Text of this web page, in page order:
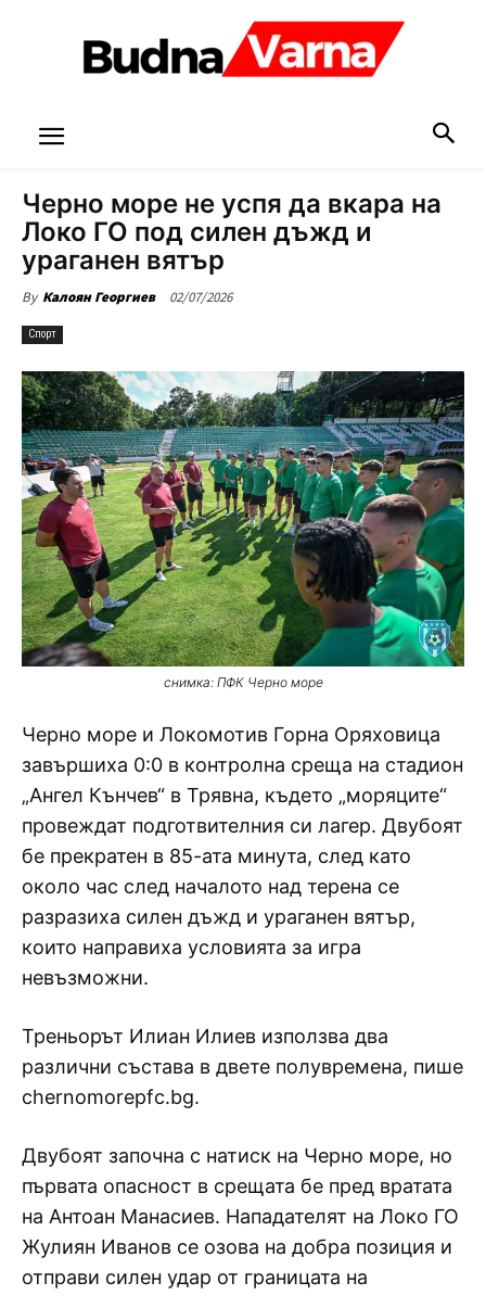
Черно море не успя да вкара на
Локо ГО под силен дъжд и
ураганен вятър
By Калоян Георгиев 02/07/2026
Спорт
снимка: ПФК Черно море
Черно море и Локомотив Горна Оряховица
завършиха 0:0 в контролна среща на стадион
„Ангел Кънчев“ в Трявна, където „моряците“
провеждат подготвителния си лагер. Двубоят
бе прекратен в 85-ата минута, след като
около час след началото над терена се
разразиха силен дъжд и ураганен вятър,
които направиха условията за игра
невъзможни.
Треньорът Илиан Илиев използва два
различни състава в двете полувремена, пише
chernomorepfc.bg.
Двубоят започна с натиск на Черно море, но
първата опасност в срещата бе пред вратата
на Антоан Манасиев. Нападателят на Локо ГО
Жулиян Иванов се озова на добра позиция и
отправи силен удар от границата на